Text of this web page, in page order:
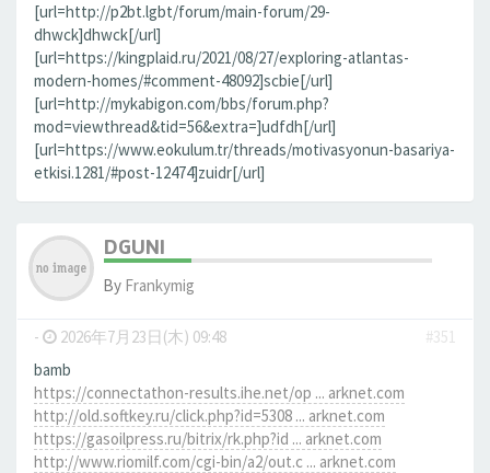
[url=http://p2bt.lgbt/forum/main-forum/29-
dhwck]dhwck[/url]
[url=https://kingplaid.ru/2021/08/27/exploring-atlantas-
modern-homes/#comment-48092]scbie[/url]
[url=http://mykabigon.com/bbs/forum.php?
mod=viewthread&tid=56&extra=]udfdh[/url]
[url=https://www.eokulum.tr/threads/motivasyonun-basariya-
etkisi.1281/#post-12474]zuidr[/url]
DGUNI
By Frankymig
- 2026年7月23日(木) 09:48
#351
bamb
https://connectathon-results.ihe.net/op ... arknet.com
http://old.softkey.ru/click.php?id=5308 ... arknet.com
https://gasoilpress.ru/bitrix/rk.php?id ... arknet.com
http://www.riomilf.com/cgi-bin/a2/out.c ... arknet.com